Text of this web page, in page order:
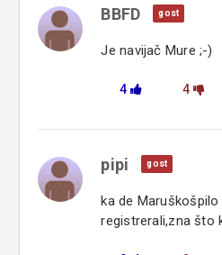
BBFD gost
Je navijač Mure ;-)
4 4
pipi gost
ka de
registrerali,zna što